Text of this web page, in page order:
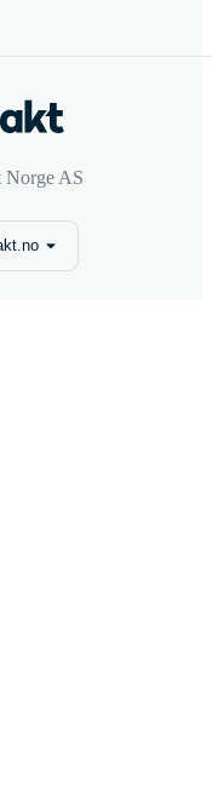
Norge AS